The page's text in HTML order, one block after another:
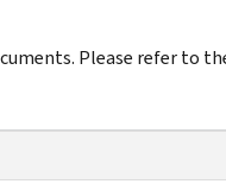
Please refer to